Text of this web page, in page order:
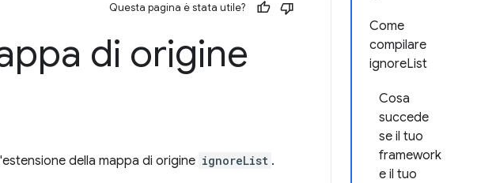
Come
compilare
ignoreList
Cosa
succede
se il tuo
framework
e il tuo
Questa pagina è stata utile?
di origine
della mappa di origine ignoreList .